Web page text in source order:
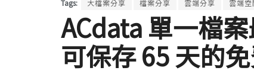
Tags: 大檔案分享 檔案分享 雲端分享 雲端空
ACdata 單一檔
可保存 65 天的